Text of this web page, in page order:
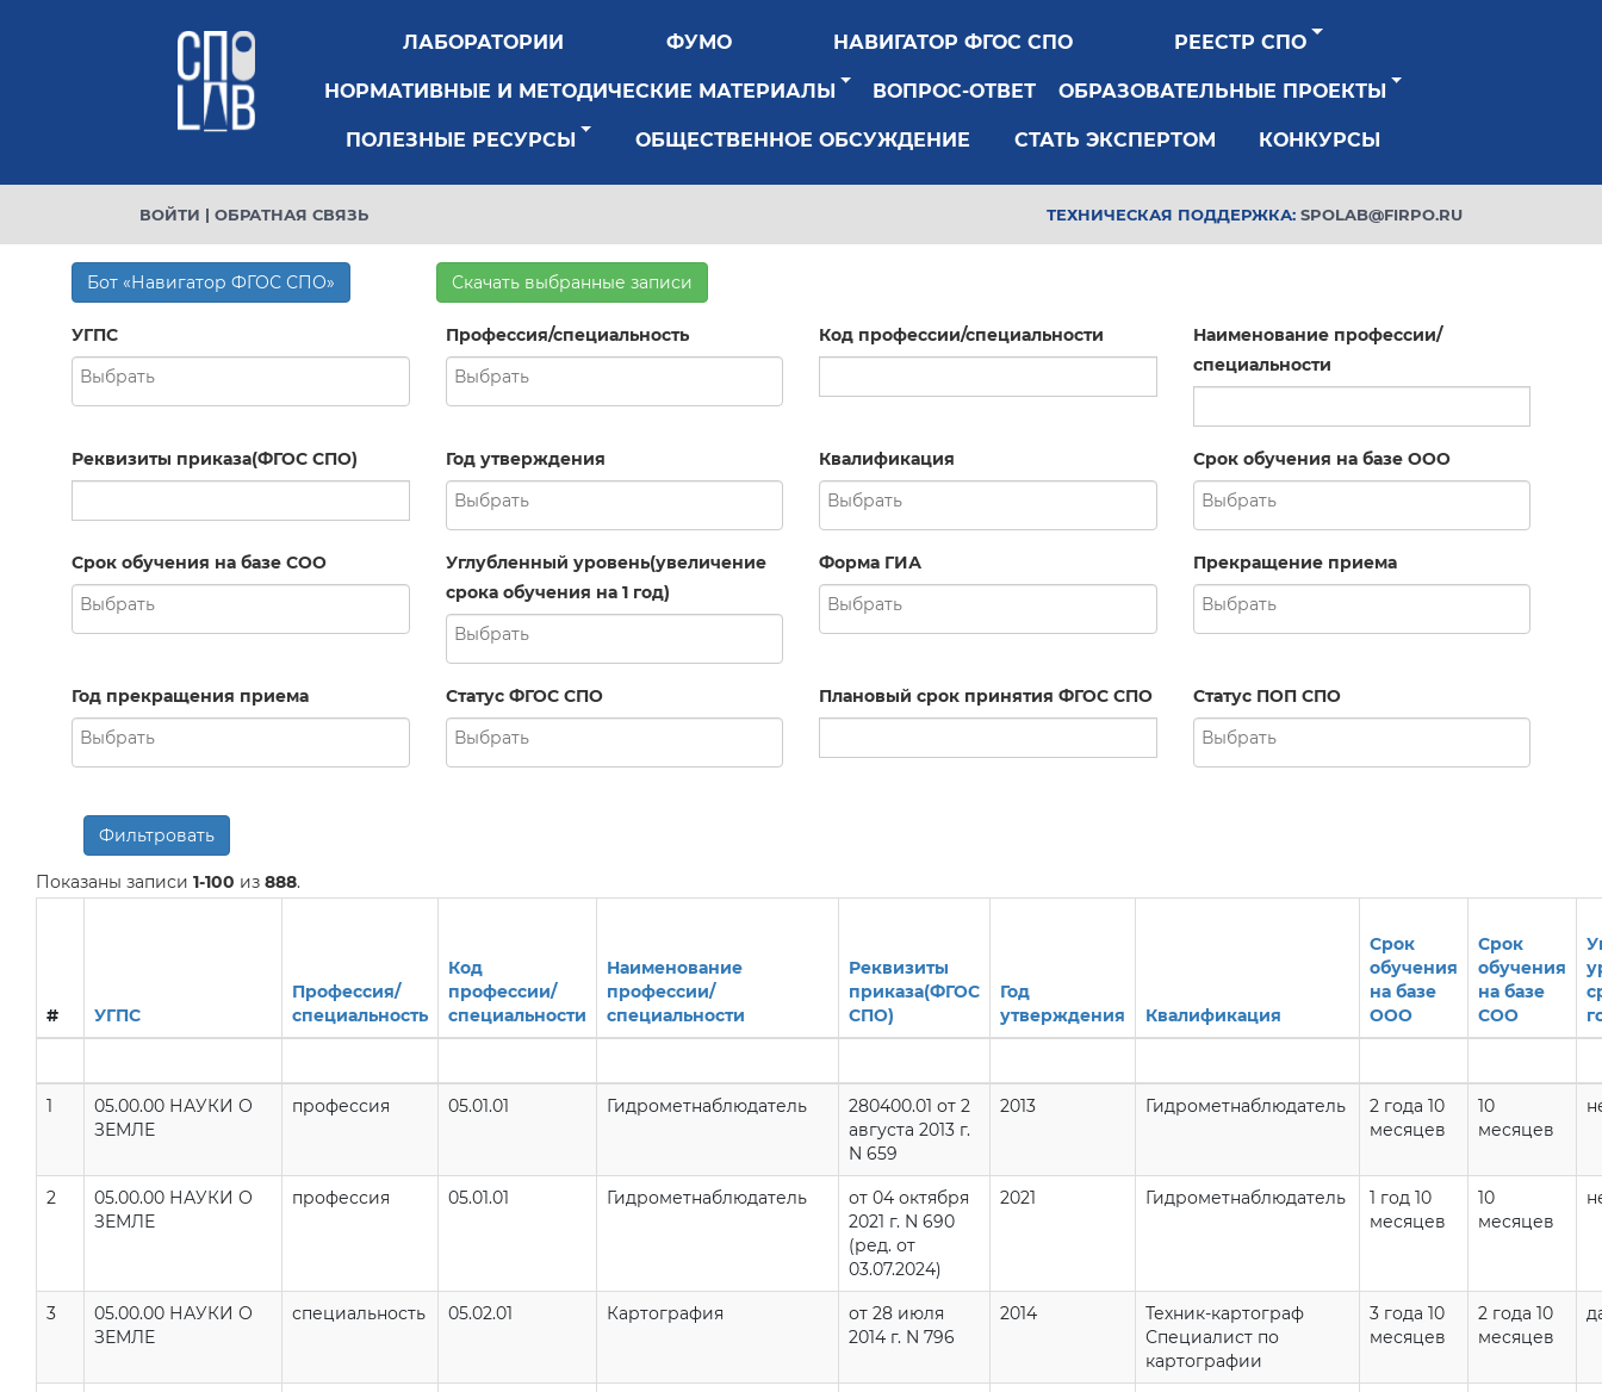
ЛАБОРАТОРИИ ФУМО НАВИГАТОР ФГОС СПО РЕЕСТР СПО
НОРМАТИВНЫЕ И МЕТОДИЧЕСКИЕ МАТЕРИАЛЫ ВОПРОС-ОТВЕТ ОБРАЗОВАТЕЛЬНЫЕ ПРОЕКТЫ
ПОЛЕЗНЫЕ РЕСУРСЫ ОБЩЕСТВЕННОЕ ОБСУЖДЕНИЕ СТАТЬ ЭКСПЕРТОМ КОНКУРСЫ
ВОЙТИ | ОБРАТНАЯ СВЯЗЬ ТЕХНИЧЕСКАЯ ПОДДЕРЖКА: SPOLAB@FIRPO.RU
Бот «Навигатор ФГОС СПО» Скачать выбранные записи
УГПС Профессия/специальность Код профессии/специальности
Наименование профессии/
специальности
Реквизиты приказа(ФГОС СПО) Год утверждения Квалификация Срок обучения на базе ООО
Срок обучения на базе СОО
Углубленный уровень(увеличение
срока обучения на 1 год)
Форма ГИА Прекращение приема
Год прекращения приема Статус ФГОС СПО Плановый срок принятия ФГОС СПО Статус ПОП СПО
Фильтровать
Показаны записи 1-100 из 888.
# УГПС
Профессия/
специальность
Код
профессии/
специальности
Наименование
профессии/
специальности
Реквизиты
приказа(ФГОС
СПО)
Год
утверждения
Квалификация
Срок
обучения
на базе
ООО
Срок
обучения
на базе
СОО
1
05.00.00 НАУКИ О
ЗЕМЛЕ
профессия 05.01.01 Гидрометнаблюдатель
280400.01 от 2
августа 2013 г.
N 659
2013 Гидрометнаблюдатель
2 года 10
месяцев
10
месяцев
2
05.00.00 НАУКИ О
ЗЕМЛЕ
профессия 05.01.01 Гидрометнаблюдатель
от 04 октября
2021 г. N 690
(ред. от
03.07.2024)
2021 Гидрометнаблюдатель
1 год 10
месяцев
10
месяцев
3
05.00.00 НАУКИ О
ЗЕМЛЕ
специальность 05.02.01 Картография
от 28 июля
2014 г. N 796
2014
Техник-картограф
Специалист по
картографии
3 года 10
месяцев
2 года 10
месяцев